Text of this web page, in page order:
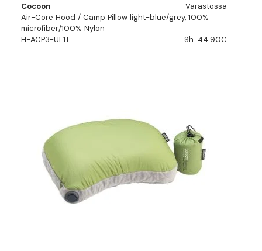
Cocoon
Varastossa
Air-Core Hood / Camp Pillow light-blue/grey, 100%
microfiber/100% Nylon
H-ACP3-UL1T
Sh. 44.90€